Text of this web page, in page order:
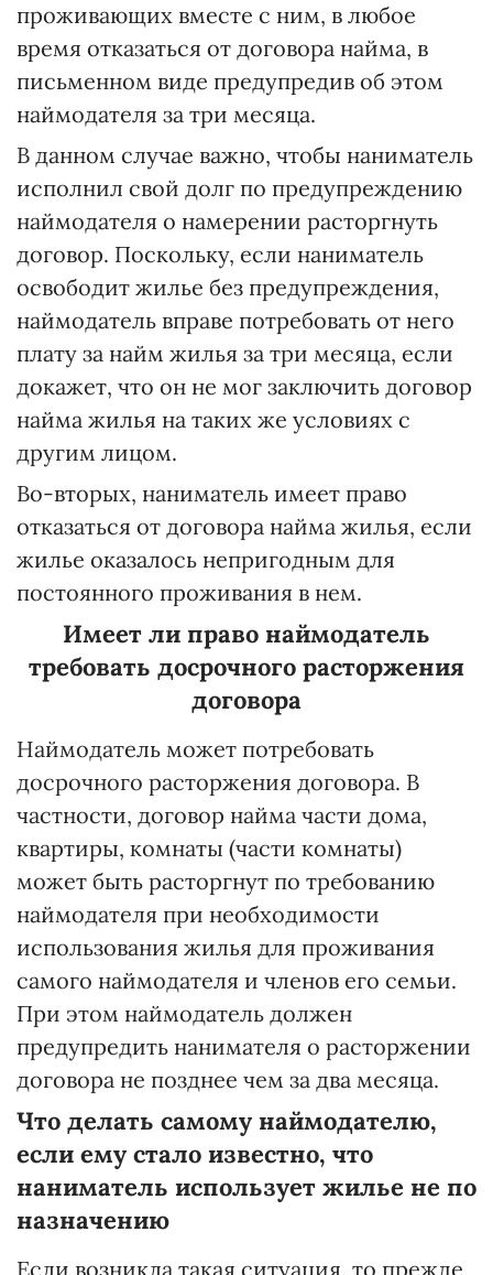
проживающих вместе с ним, в любое
время отказаться от договора найма, в
письменном виде предупредив об этом
наймодателя за три месяца.
В данном случае важно, чтобы наниматель
исполнил свой долг по предупреждению
наймодателя о намерении расторгнуть
договор. Поскольку, если наниматель
освободит жилье без предупреждения,
наймодатель вправе потребовать от него
плату за найм жилья за три месяца, если
докажет, что он не мог заключить договор
найма жилья на таких же условиях с
другим лицом.
Во-вторых, наниматель имеет право
отказаться от договора найма жилья, если
жилье оказалось непригодным для
постоянного проживания в нем.
Имеет ли право наймодатель
требовать досрочного расторжения
договора
Наймодатель может потребовать
досрочного расторжения договора. В
частности, договор найма части дома,
квартиры, комнаты (части комнаты)
может быть расторгнут по требованию
наймодателя при необходимости
использования жилья для проживания
самого наймодателя и членов его семьи.
При этом наймодатель должен
предупредить нанимателя о расторжении
договора не позднее чем за два месяца.
Что делать самому наймодателю,
если ему стало известно, что
наниматель использует жилье не по
назначению
Если возникла такая ситуация, то прежде